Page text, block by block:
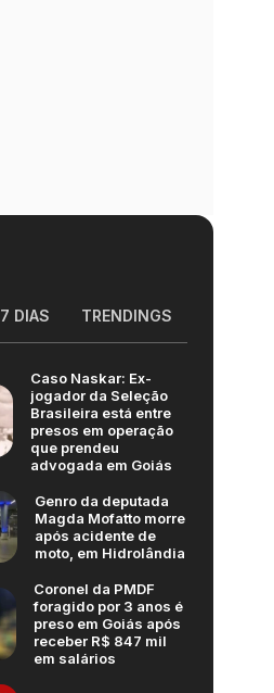
7 DIAS TRENDINGS
Caso Naskar: Ex-
jogador da Seleção
Brasileira está entre
presos em operação
que prendeu
advogada em Goiás
Genro da deputada
Magda Mofatto morre
após acidente de
moto, em Hidrolândia
Coronel da PMDF
foragido por 3 anos é
preso em Goiás após
receber R$ 847 mil
em salários